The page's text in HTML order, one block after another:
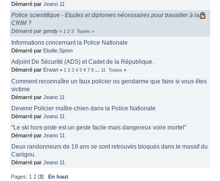
Démarré par Jeano 11
Police scientifique - Etudes et diplomes nécessaires pour travailler à la
CRIM ?
Démarré par gendy « 1 2 3 Toutes »
Informations concernant la Police Nationale
Démarré par Elodie.Spmn
Adjoint De Sécurité (ADS) et Cadet de la République.
Démarré par Erwan « 1 2 3 4 5 6 7 8 11 Toutes »
Comment reconnaître un faux policier ou gendarme que faire si vous êtes
victime
Démarré par Jeano 11
Devenir Policier maître-chien dans la Police Nationale
Démarré par Jeano 11
"Le ski hors-piste est un geste facile mais dangereux voire mortel"
Démarré par Jeano 11
Deux randonneurs de 19 ans se sont retrouvés bloqués dans le massif du
Canigou.
Démarré par Jeano 11
Pages: 1 2 [3]En haut